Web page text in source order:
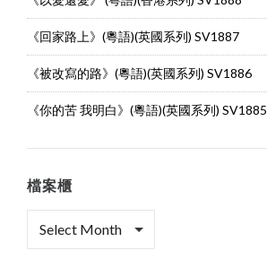
《回家路上》(粵語)(英國系列) SV1887
《被改寫的路》(粵語)(英國系列) SV1886
《你的苦 我明白》(粵語)(英國系列) SV1885
檔案櫃